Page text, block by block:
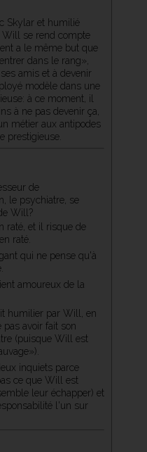
Skylar et humilié
Will se rend compte
a le même but que
dans le rang»,
amis et à devenir
modèle dans une
à ce moment, il
à ne pas devenir ça,
métier aux antipodes
prestigieuse.
de
le psychiatre, se
Will?
raté, et il risque de
raté.
qui ne pense qu'à
amoureux de la
humilier par Will, en
pas avoir fait son
(puisque Will est
inquiets parce
ce que Will est
leur échapper) et
l'un sur